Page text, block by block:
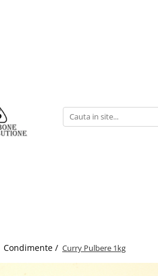
Condimente / Curry Pulbere 1kg